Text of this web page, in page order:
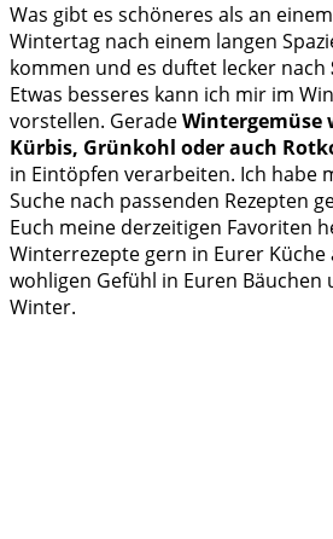
Was gibt es schöneres als an
Wintertag nach einem langen
kommen und es duftet lecker nach
Etwas besseres kann ich mir im
vorstellen. GeradeWintergemüse
Kürbis, Grünkohl oder auch
in Eintöpfen verarbeiten. Ich habe
Suche nach passenden Rezepten
Euch meine derzeitigen Favoriten
Winterrezepte gern in Eurer Küche
wohligen Gefühl in Euren Bäuchen
Winter.